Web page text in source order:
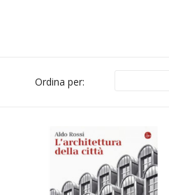
Ordina per: